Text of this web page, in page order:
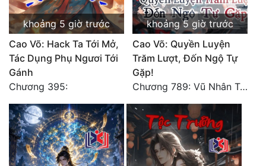
Tu Chân
Tu Tiên
Tội Phạm
Vô Địch
Võ Hiệp
Võng Du
Xuyên Không
khoảng 5 giờ trước
Cao Võ: Hack Ta Tới Mở,
Tác Dụng Phụ Ngươi Tới
Gánh
Chương 395:
khoảng 5 giờ trước
Cao Võ: Quyền Luyện
Trăm Lượt, Đốn Ngộ Tự
Gặp!
Chương 789: Vũ Nhân Tộc niềm vui ngoài ý muốn (2)